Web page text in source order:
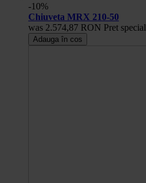
-10%
Chiuveta MRX 210-50
was 2.574,87 RON Pret special
Adauga în cos